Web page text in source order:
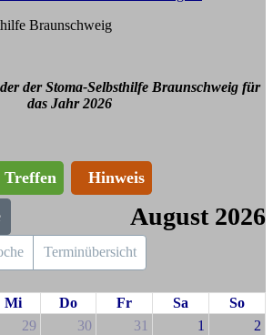
der Stoma-Selbsthilfe Braunschweig für
das Jahr 2026
Treffen Hinweis
August 2026
Terminübersicht
Mi Do Fr Sa
So
29 30 31 1 2